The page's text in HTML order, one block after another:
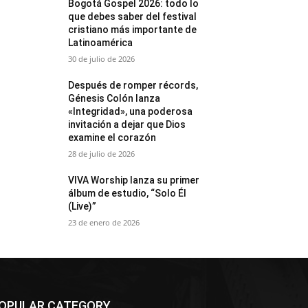
Bogotá Gospel 2026: todo lo
que debes saber del festival
cristiano más importante de
Latinoamérica
30 de julio de 2026
Después de romper récords,
Génesis Colón lanza
«Integridad», una poderosa
invitación a dejar que Dios
examine el corazón
28 de julio de 2026
VIVA Worship lanza su primer
álbum de estudio, “Solo Él
(Live)”
23 de enero de 2026